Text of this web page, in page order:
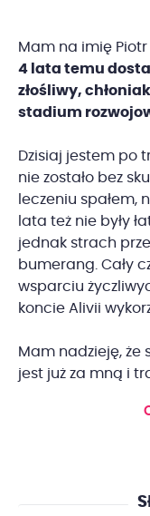
Mam na imię
4 lata temu
złośliwy,
stadium
Dzisiaj jestem po
nie zostało bez
leczeniu spałem,
lata też nie były
jednak strach
bumerang. Cały
wsparciu
koncie Alivii
Mam nadzieję, że
jest już za mną i